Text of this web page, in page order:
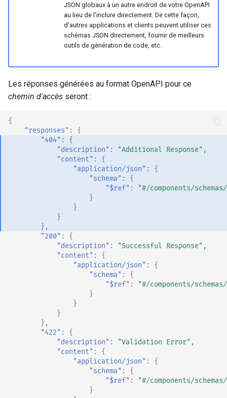
Fichiers statiques
Débogage
JSON globaux à un autre endroit de votre OpenAPI
au lieu de l'inclure directement. De cette façon,
d'autres applications et clients peuvent utiliser ces
schémas JSON directement, fournir de meilleurs
outils de génération de code, etc.
Les réponses générées au format OpenAPI pour ce
chemin d'accès seront :
{
"responses" :
{
"404" :
{
"description" : "Additional Response" ,
"content" :
{
"application/json" :
{
"schema" :
{
"$ref" :
"#/components/
}
}
}
},
"200" :
{
"description" : "Successful Response" ,
"content" :
{
"application/json" :
{
"schema" :
{
"$ref" :
"#/components/
}
}
}
},
"422" :
{
"description" : "Validation Error" ,
"content" :
{
"application/json" :
{
"schema" :
{
"$ref" :
"#/components/
}